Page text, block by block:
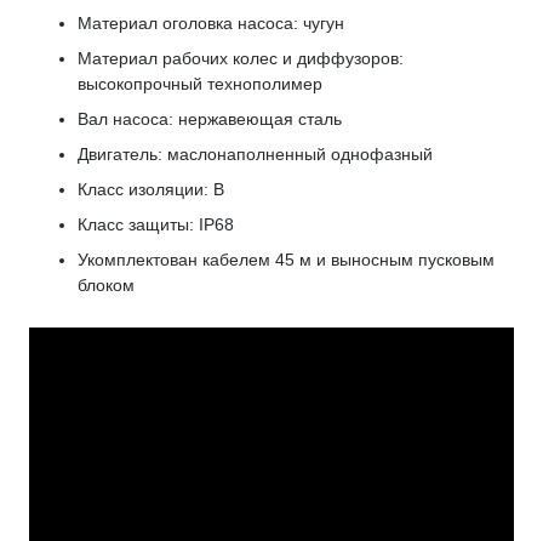
Материал оголовка насоса: чугун
Материал рабочих колес и диффузоров:
высокопрочный технополимер
Вал насоса: нержавеющая сталь
Двигатель: маслонаполненный однофазный
Класс изоляции: B
Класс защиты: IP68
Укомплектован кабелем 45 м и выносным пусковым
блоком